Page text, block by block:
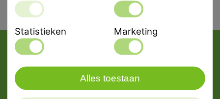
Statistieken Marketing
Alles toestaan